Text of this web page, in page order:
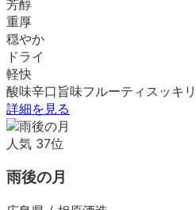
芳醇
重厚
穏やか
ドライ
軽快
酸味辛口 旨味フルーティ スッキリ
詳細を見る
人気 37位
雨後の月